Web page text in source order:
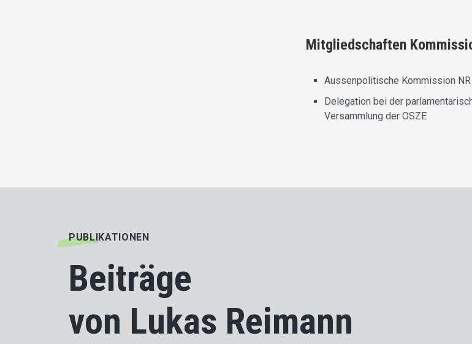
Mitgliedschaften
Aussenpolitische Kommission NR
Delegation bei der
Versammlung der OSZE
PUBLIKATIONEN
Beiträge
von Lukas Reimann